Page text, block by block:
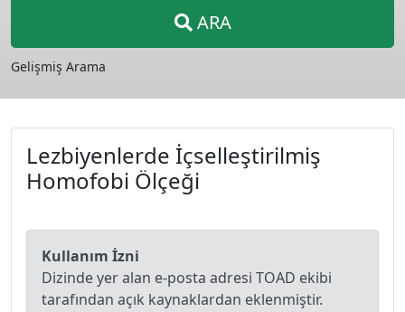
ARA
Gelişmiş Arama
Lezbiyenlerde İçselleştirilmiş
Homofobi Ölçeği
Kullanım İzni
Dizinde yer alan e-posta adresi TOAD ekibi
tarafından açık kaynaklardan eklenmiştir.